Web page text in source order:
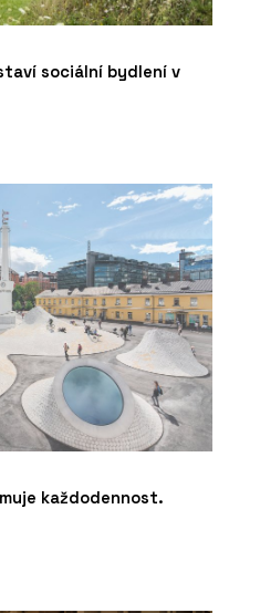
sociální bydlení v
každodennost.